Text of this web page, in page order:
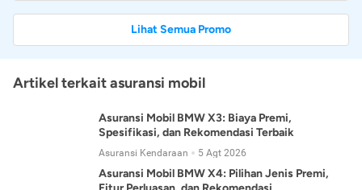
Lihat Semua Promo
Artikel terkait asuransi mobil
Asuransi Mobil BMW X3: Biaya Premi,
Spesifikasi, dan Rekomendasi Terbaik
Asuransi Kendaraan 5 Agt 2026
Asuransi Mobil BMW X4: Pilihan Jenis Premi,